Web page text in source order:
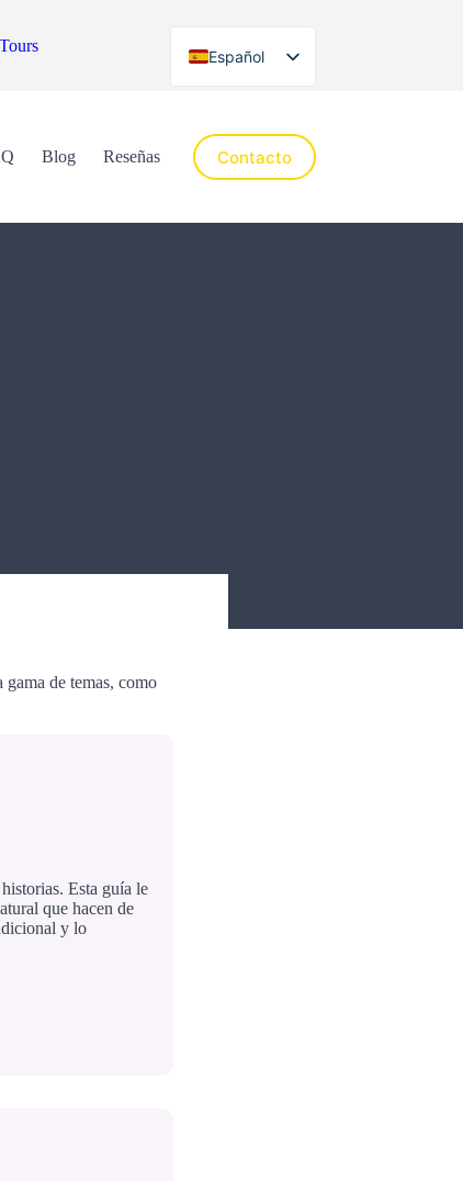
Español
English
Blog Reseñas Contacto
de temas, como
Esta guía le
que hacen de
y lo